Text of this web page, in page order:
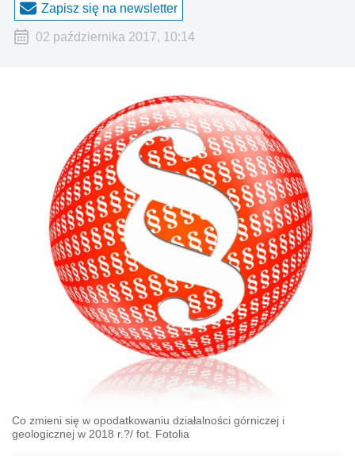
Zapisz się na newsletter
02 października 2017, 10:14
Co zmieni się w opodatkowaniu działalności górniczej i
geologicznej w 2018 r.?/ fot. Fotolia